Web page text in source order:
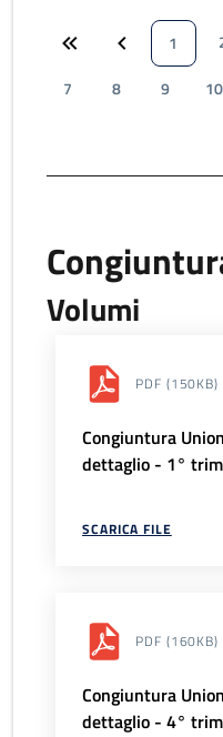
1
7
8 9 10
Volumi
PDF (150KB)
Congiuntura
dettaglio - 1°
SCARICA FILE
PDF (160KB)
Congiuntura
dettaglio - 4°